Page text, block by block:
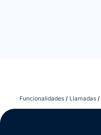
Funcionalidades / Llamadas /